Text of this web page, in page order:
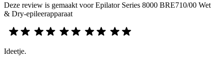
Deze review is gemaakt voor Epilator Series 8000 BRE710/00 Wet
& Dry-epileerapparaat
Ideetje.